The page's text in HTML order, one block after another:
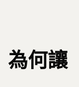
為何讓